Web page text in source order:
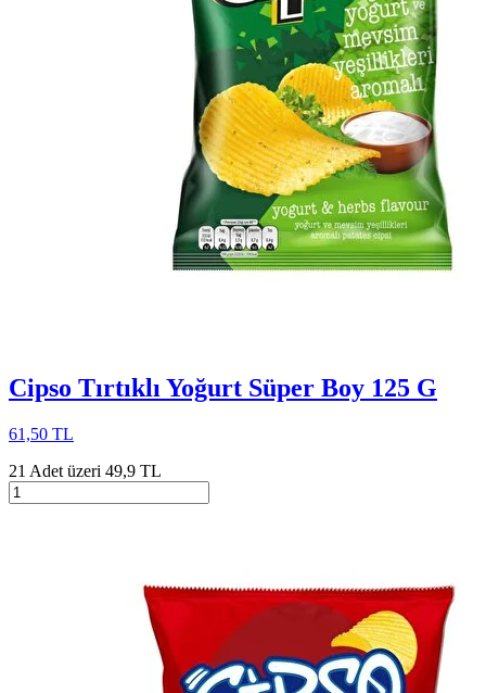
Cipso Tırtıklı Yoğurt Süper Boy 125 G
61,50 TL
21 Adet üzeri 49,9 TL